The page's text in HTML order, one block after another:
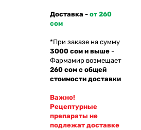
Доставка - от 260
сом
*При заказе на сумму
3000 сом и выше -
Фармамир возмещает
260 сом с общей
стоимости доставки
Важно!
Рецептурные
препараты не
подлежат доставке